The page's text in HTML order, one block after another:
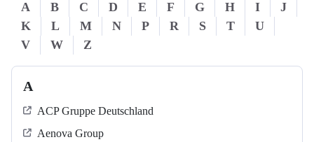
A B C D E F G H I
J
K
L M N P R S T
U
V
W Z
A
ACP Gruppe Deutschland
Aenova Group